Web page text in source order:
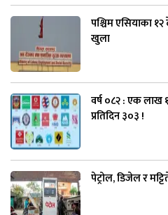
पश्चिम एसियाका
खुला
वर्ष ०८२ : एक लाख
प्रतिदिन ३०३ !
पेट्रोल, डिजेल र